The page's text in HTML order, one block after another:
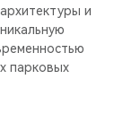
и
парковых